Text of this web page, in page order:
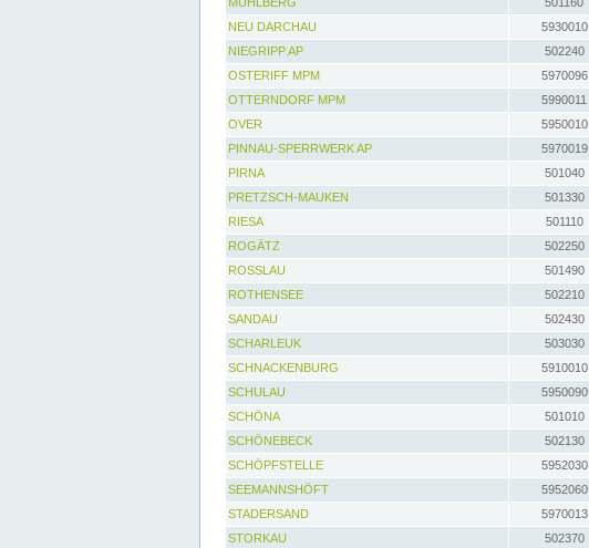
NEU DARCHAU
5930010
NIEGRIPP AP
502240
OSTERIFF MPM
5970096
OTTERNDORF MPM
5990011
OVER
5950010
PINNAU-SPERRWERK AP
5970019
PIRNA
501040
PRETZSCH-MAUKEN
501330
RIESA
501110
ROGÄTZ
502250
ROSSLAU
501490
ROTHENSEE
502210
SANDAU
502430
SCHARLEUK
503030
SCHNACKENBURG
5910010
SCHULAU
5950090
SCHÖNA
501010
SCHÖNEBECK
502130
SCHÖPFSTELLE
5952030
SEEMANNSHÖFT
5952060
STADERSAND
5970013
STORKAU
502370